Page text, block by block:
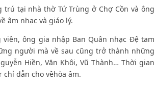
trú tại nhà thờ Tứ Trùng ở Chợ Cồn và ông
âm nhạc và giáo lý.
viên, ông gia nhập Ban Quân nhạc Đệ tam
người mà về sau cũng trở thành những
Hiền, Văn Khôi, Vũ Thành… Thời gian
dẫn cho vềhòa âm.